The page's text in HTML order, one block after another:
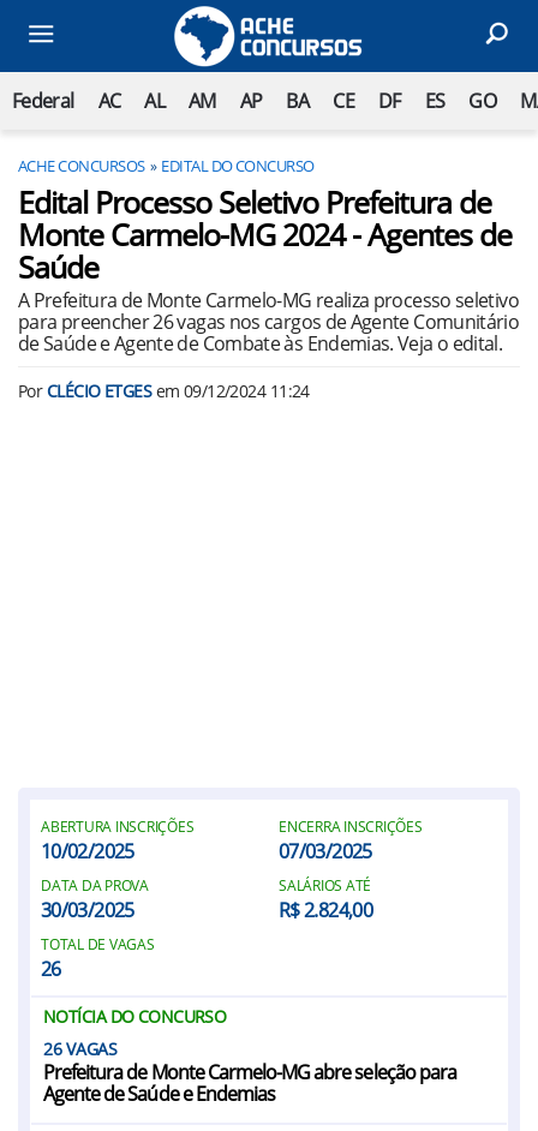
Federal AC AL AM AP BA CE DF ES GO
ACHE CONCURSOS EDITAL DO CONCURSO
Edital Processo Seletivo Prefeitura de
Monte Carmelo-MG 2024 - Agentes de
Saúde
A Prefeitura de Monte Carmelo-MG realiza processo seletivo
para preencher 26 vagas nos cargos de Agente Comunitário
de Saúde e Agente de Combate às Endemias. Veja o edital.
PorCLÉCIO ETGESem 09/12/2024 11:24
ABERTURA INSCRIÇÕES
10/02/2025
ENCERRA INSCRIÇÕES
07/03/2025
DATA DA PROVA
30/03/2025
SALÁRIOS ATÉ
R$ 2.824,00
TOTAL DE VAGAS
26
NOTÍCIA DO CONCURSO
26
Prefeitura de Monte Carmelo-MG abre seleção para
Agente de Saúde e Endemias